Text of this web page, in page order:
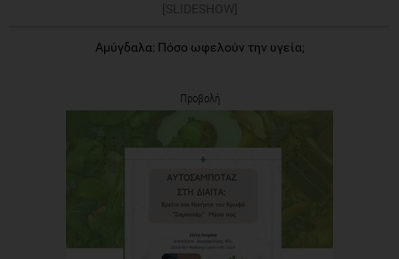
[SLIDESHOW]
Αμύγδαλα: Πόσο ωφελούν την υγεία;
Προβολή